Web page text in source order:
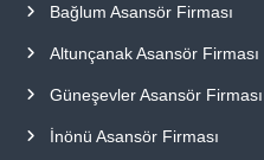
Bağlum Asansör Firması
Altunçanak Asansör Firması
Güneşevler Asansör Firması
İnönü Asansör Firması